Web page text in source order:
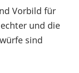
Vorbild für
und die
sind